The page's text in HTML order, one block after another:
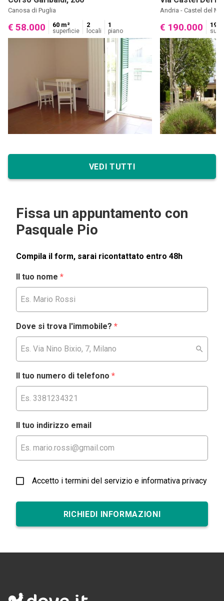
Canosa di Puglia
€ 58.000 60 m²
superficie
2
locali
1
piano
Andria - Castel del
€ 190.000 192
VEDI TUTTI
Fissa un appuntamento con
Pasquale Pio
Compila il form, sarai ricontattato entro 48h
Il tuo nome *
Dove si trova l'immobile? *
Il tuo numero di telefono *
Il tuo indirizzo email
Accetto i termini del servizio e informativa privacy
RICHIEDI INFORMAZIONI